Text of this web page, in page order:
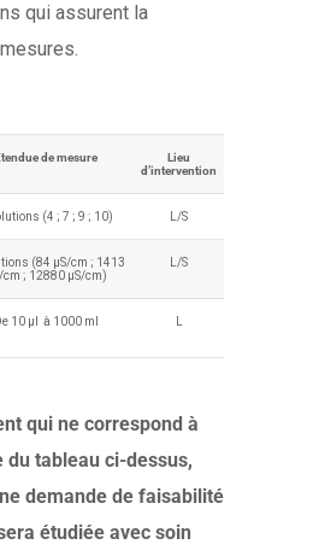
qui assurent la
de mesure
Lieu
d’intervention
(4 ; 7 ; 9 ; 10) L/S
(84 µS/cm ; 1413
cm ; 12880 µS/cm)
L/S
10 µl à 1000 ml L
qui ne correspond à
tableau ci-dessus,
demande de faisabilité
étudiée avec soin